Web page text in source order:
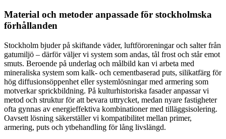
Material och metoder anpassade för stockholmska
förhållanden
Stockholm bjuder på skiftande väder, luftföroreningar och salter från
gatumiljö – därför väljer vi system som andas, tål frost och står emot
smuts. Beroende på underlag och målbild kan vi arbeta med
mineraliska system som kalk- och cementbaserad puts, silikatfärg för
hög diffusionsöppenhet eller systemlösningar med armering som
motverkar sprickbildning. På kulturhistoriska fasader anpassar vi
metod och struktur för att bevara uttrycket, medan nyare fastigheter
ofta gynnas av energieffektiva kombinationer med tilläggsisolering.
Oavsett lösning säkerställer vi kompatibilitet mellan primer,
armering, puts och ytbehandling för lång livslängd.